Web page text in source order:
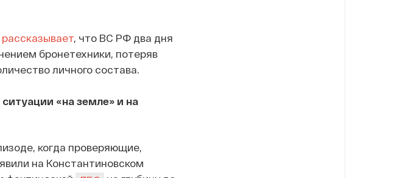
рассказывает, что ВС РФ два дня
бронетехники, потеряв
личного состава.
«на земле» и на
когда проверяющие,
на Константиновском